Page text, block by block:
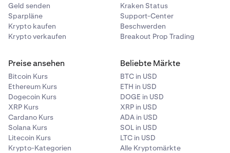
Geld senden
Sparpläne
Krypto kaufen
Krypto verkaufen
Kraken Status
Support-Center
Beschwerden
Breakout Prop Trading
Preise ansehen
Bitcoin Kurs
Ethereum Kurs
Dogecoin Kurs
XRP Kurs
Cardano Kurs
Solana Kurs
Litecoin Kurs
Krypto-Kategorien
Beliebte Märkte
BTC in USD
ETH in USD
DOGE in USD
XRP in USD
ADA in USD
SOL in USD
LTC in USD
Alle Kryptomärkte